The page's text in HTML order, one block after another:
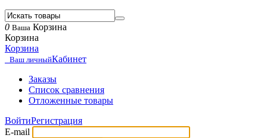
0 Ваша Корзина
Корзина
Корзина
Ваш личныйКабинет
Заказы
Список сравнения
Отложенные товары
ВойтиРегистрация
E-mail